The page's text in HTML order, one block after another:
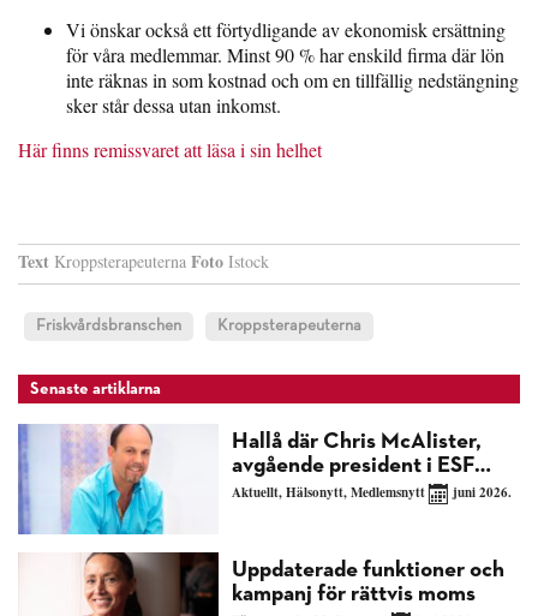
Vi önskar också ett förtydligande av ekonomisk ersättning
för våra medlemmar. Minst 90 % har enskild firma där lön
inte räknas in som kostnad och om en tillfällig nedstängning
sker står dessa utan inkomst.
Här finns remissvaret att läsa i sin helhet
Text Kroppsterapeuterna Foto Istock
Friskvårdsbranschen Kroppsterapeuterna
Senaste artiklarna
Hallå där Chris McAlister,
avgående president i ESF…
Aktuellt,Hälsonytt,Medlemsnytt juni 2026.
Uppdaterade funktioner och
kampanj för rättvis moms